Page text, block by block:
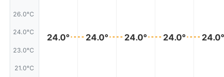
26.0°C
24.0°C
23.0°C
21.0°C
24.0° 24.0° 24.0° 24.0° 24.0°